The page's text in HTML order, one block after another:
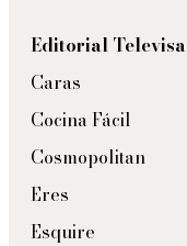
Editorial Televisa
Caras
Cocina Fácil
Cosmopolitan
Eres
Esquire